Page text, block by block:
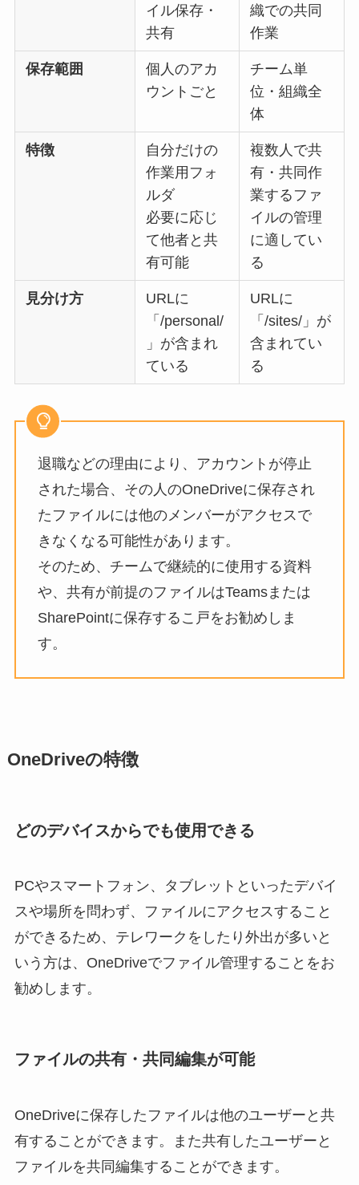
イル保存・
共有
織での共同
作業
保存範囲
個人のアカ
ウントごと
チーム単
位・組織全
体
特徴
自分だけの
作業用フォ
ルダ
必要に応じ
て他者と共
有可能
複数人で共
有・共同作
業するファ
イルの管理
に適してい
る
見分け方
URLに
「/personal/
」が含まれ
ている
URLに
「/sites/」が
含まれてい
る
退職などの理由により、アカウントが停止
された場合、その人のOneDriveに保存され
たファイルには他のメンバーがアクセスで
きなくなる可能性があります。
そのため、チームで継続的に使用する資料
や、共有が前提のファイルはTeamsまたは
SharePointに保存するこ戸をお勧めしま
す。
OneDriveの特徴
どのデバイスからでも使用できる
PCやスマートフォン、タブレットといったデバイ
スや場所を問わず、ファイルにアクセスすること
ができるため、テレワークをしたり外出が多いと
いう方は、OneDriveでファイル管理することをお
勧めします。
ファイルの共有・共同編集が可能
OneDriveに保存したファイルは他のユーザーと共
有することができます。また共有したユーザーと
ファイルを共同編集することができます。